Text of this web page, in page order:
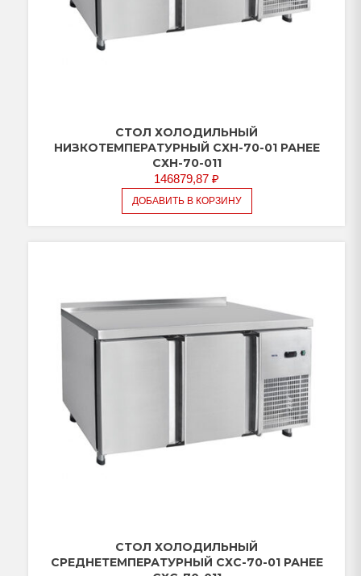
СТОЛ ХОЛОДИЛЬНЫЙ
НИЗКОТЕМПЕРАТУРНЫЙ СХН-70-01 РАНЕЕ
СХН-70-011
146879,87 ₽
ДОБАВИТЬ В КОРЗИНУ
СТОЛ ХОЛОДИЛЬНЫЙ
СРЕДНЕТЕМПЕРАТУРНЫЙ СХС-70-01 РАНЕЕ